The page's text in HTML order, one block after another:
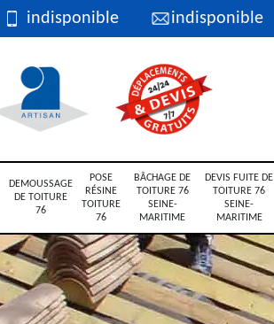
indisponible indisponible
DEMOUSSAGE
DE TOITURE
76
POSE
RÉSINE
TOITURE
76
BÂCHAGE DE
TOITURE 76
SEINE-
MARITIME
DEVIS FUITE DE
TOITURE 76
SEINE-
MARITIME